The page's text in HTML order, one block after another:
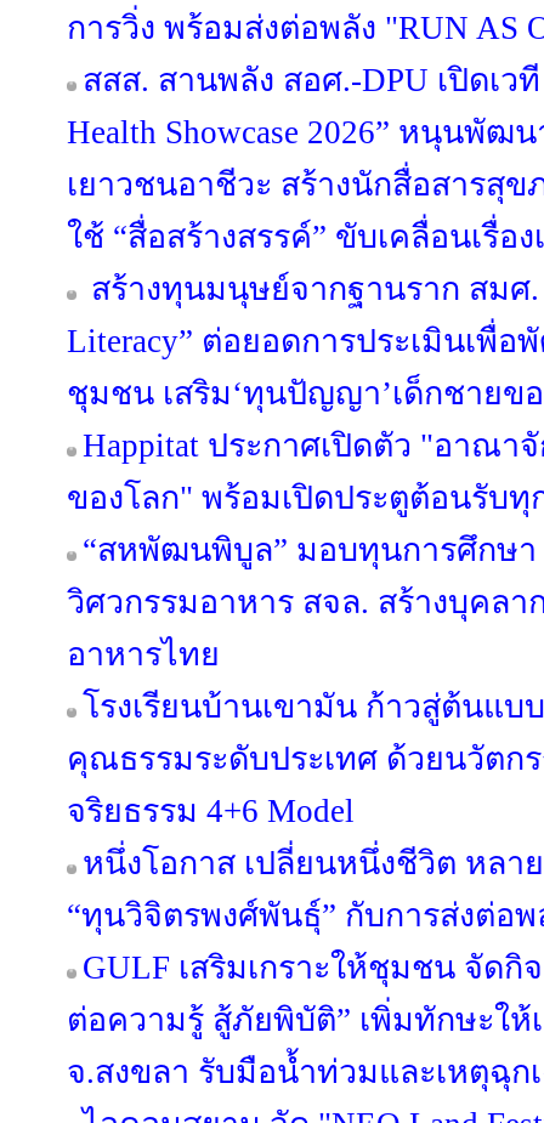
การวิ่ง พร้อมส่งต่อพลัง "RUN AS
สสส. สานพลัง สอศ.-DPU เปิดเวที
Health Showcase 2026” หนุนพั
เยาวชนอาชีวะ สร้างนักสื่อสารสุ
ใช้ “สื่อสร้างสรรค์” ขับเคลื่อนเรื่อ
สร้างทุนมนุษย์จากฐานราก สมศ.
Literacy” ต่อยอดการประเมินเพื่
ชุมชน เสริม‘ทุนปัญญา’เด็กชายข
Happitat ประกาศเปิดตัว "อาณ
ของโลก" พร้อมเปิดประตูต้อนรับ
“สหพัฒนพิบูล” มอบทุนการศึกษ
วิศวกรรมอาหาร สจล. สร้างบุคล
อาหารไทย
โรงเรียนบ้านเขามัน ก้าวสู่ต้นแบบ
คุณธรรมระดับประเทศ ด้วยนวัต
จริยธรรม 4+6 Model
หนึ่งโอกาส เปลี่ยนหนึ่งชีวิต หลา
“ทุนวิจิตรพงศ์พันธุ์” กับการส่งต่อ
GULF เสริมเกราะให้ชุมชน จัดกิ
ต่อความรู้ สู้ภัยพิบัติ” เพิ่มทักษะให้
จ.สงขลา รับมือน้ำท่วมและเหตุฉุก